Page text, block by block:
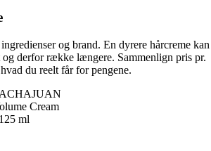
og brand. En dyrere hårcreme kan
derfor række længere. Sammenlign pris pr.
du reelt får for pengene.
Cream
ml